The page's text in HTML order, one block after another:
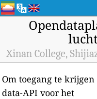
Xinan College,
Om toegang te
data-API voor het